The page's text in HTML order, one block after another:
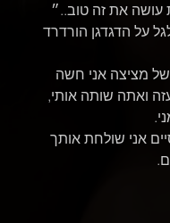
על הדגדגן הורדרד
מציצה אני חשה
ואתה שותה אותי,
אני שולחת אותך